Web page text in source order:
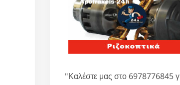
"Καλέστε μας στο 6978776845